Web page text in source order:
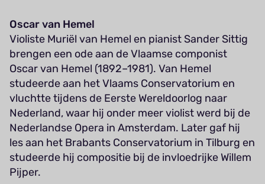
Oscar van Hemel
Violiste Muriël van Hemel en pianist Sander Sittig
brengen een ode aan de Vlaamse componist
Oscar van Hemel (1892–1981). Van Hemel
studeerde aan het Vlaams Conservatorium en
vluchtte tijdens de Eerste Wereldoorlog naar
Nederland, waar hij onder meer violist werd bij de
Nederlandse Opera in Amsterdam. Later gaf hij
les aan het Brabants Conservatorium in Tilburg en
studeerde hij compositie bij de invloedrijke Willem
Pijper.